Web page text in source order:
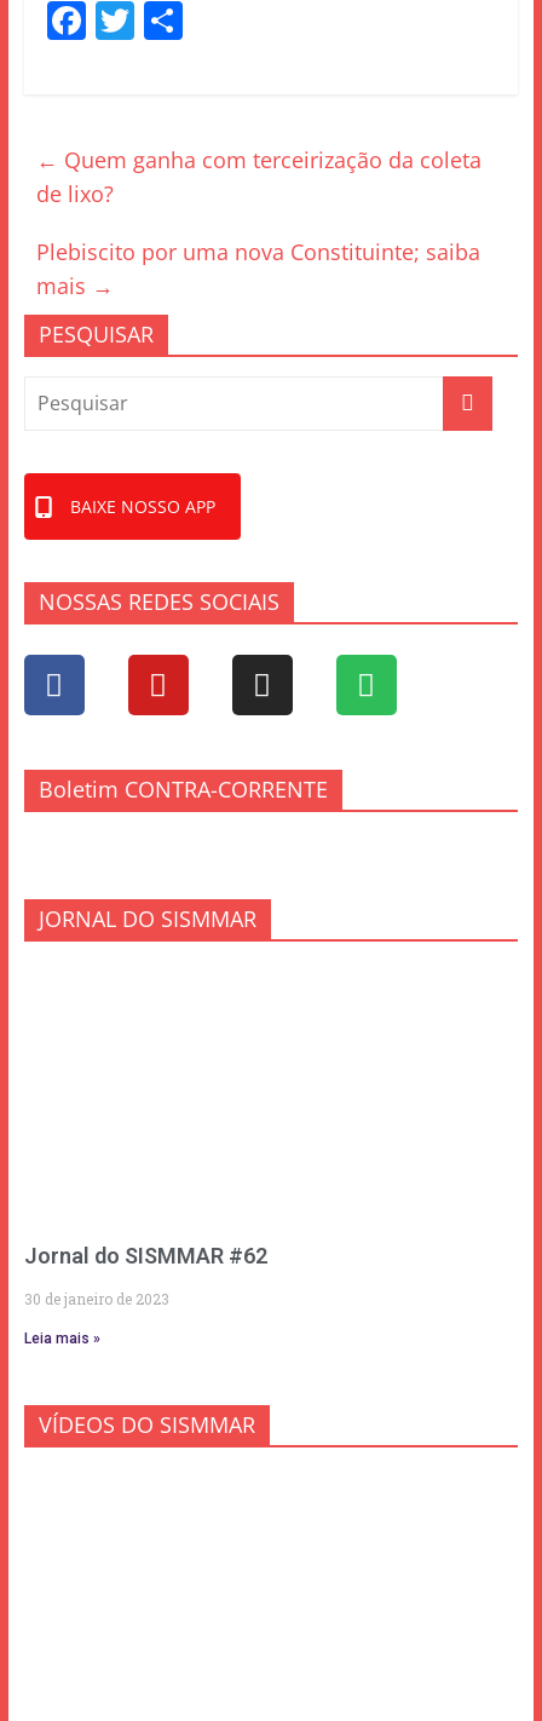
F
b
o
o
k
T S
← Quem ganha com terceirização da coleta
de lixo?
Plebiscito por uma nova Constituinte; saiba
mais →
PESQUISAR
BAIXE NOSSO APP
NOSSAS REDES SOCIAIS
Boletim CONTRA-CORRENTE
JORNAL DO SISMMAR
Jornal do SISMMAR #62
30 de janeiro de 2023
Leia mais »
VÍDEOS DO SISMMAR